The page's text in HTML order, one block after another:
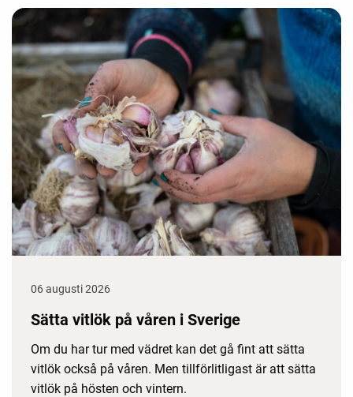
06 augusti 2026
Sätta vitlök på våren i Sverige
Om du har tur med vädret kan det gå fint att sätta
vitlök också på våren. Men tillförlitligast är att sätta
vitlök på hösten och vintern.